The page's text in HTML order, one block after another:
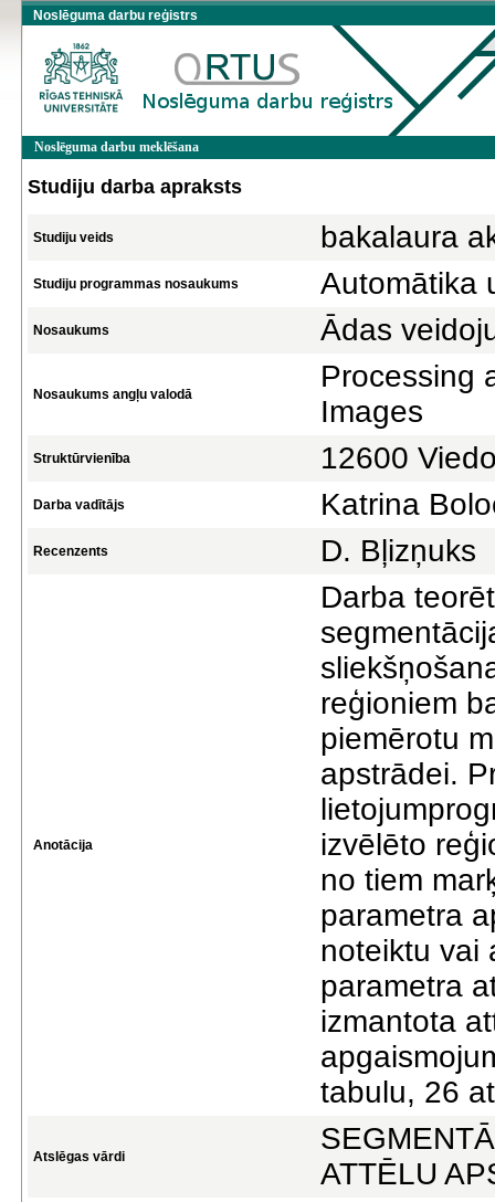
Noslēguma darbu reģistrs
Noslēguma darbu meklēšana
Studiju darba apraksts
Studiju veids bakalaura
Studiju programmas nosaukums Automātika
Nosaukums Ādas
Nosaukums angļu valodā
Processing
Images
Struktūrvienība 12600
Darba vadītājs Katrina
Recenzents D. Bļizņuks
Anotācija
Darba
reģioniem
piemērotu
apstrādei.
izvēlēto
no tiem
parametra
noteiktu vai
parametra
izmantota
tabulu, 26
Atslēgas vārdi
ATTĒLU